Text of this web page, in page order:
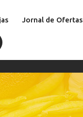
Jornal de Ofertas